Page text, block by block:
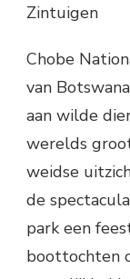
Zintuigen
Chobe
van
aan wilde
werelds
weidse
de
park een
boottochten